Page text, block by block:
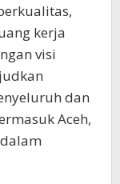
kerja
visi
dan
Aceh,